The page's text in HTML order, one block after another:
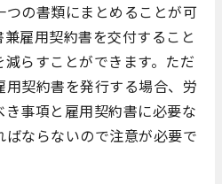
の書類にまとめることが可
雇用契約書を交付すること
らすことができます。ただ
用契約書を発行する場合、労
事項と雇用契約書に必要な
ならないので注意が必要で